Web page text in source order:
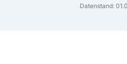
Datenstand: